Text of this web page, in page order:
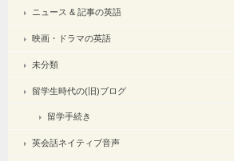
ニュース & 記事の英語
映画・ドラマの英語
未分類
留学生時代の(旧)ブログ
留学手続き
英会話ネイティブ音声